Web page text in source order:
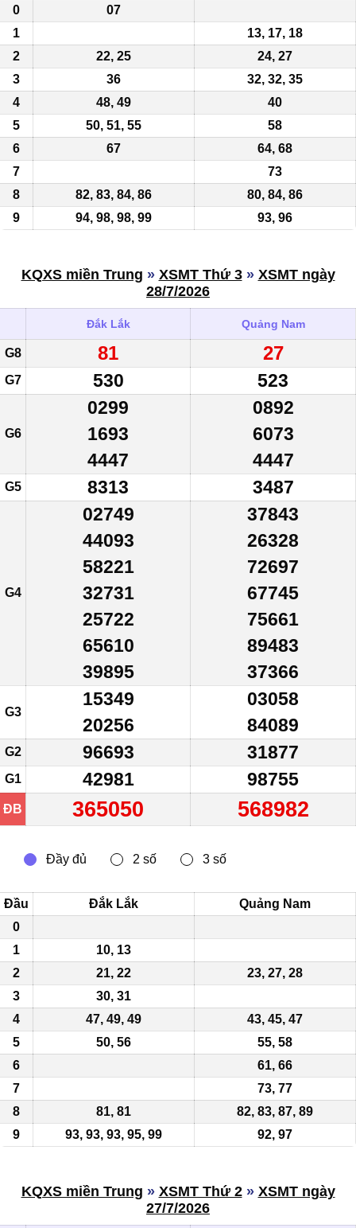
0
07
1
13, 17, 18
2
22, 25
24, 27
3
36
32, 32, 35
4
48, 49
40
5
50, 51, 55
58
6
67
64, 68
7
73
8
82, 83, 84, 86
80, 84, 86
9
94, 98, 98, 99 93, 96
KQXS miền Trung » XSMT Thứ 3» XSMT ngày
28/7/2026
Đắk Lắk Quảng Nam
G8 81 27
G7 530 523
G6
0299
1693
4447
0892
6073
4447
G5 8313 3487
G4
02749
44093
58221
32731
25722
65610
39895
37843
26328
72697
67745
75661
89483
37366
G3
15349
20256
03058
84089
G2 96693 31877
G1 42981 98755
ĐB 365050 568982
Đầu Đắk Lắk
Quảng Nam
0
1
10, 13
2
21, 22
23, 27, 28
3
30, 31
4
47, 49, 49
43, 45, 47
5
50, 56
55, 58
6
61, 66
7
73, 77
8
81, 81 82, 83, 87, 89
9
93, 93, 93, 95, 99 92, 97
KQXS miền Trung » XSMT Thứ 2» XSMT ngày
27/7/2026